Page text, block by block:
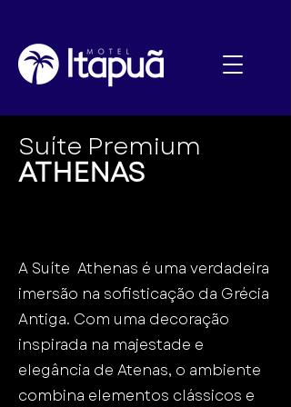
Suíte Premium
ATHENAS
A Suíte Athenas é uma verdadeira
imersão na sofisticação da Grécia
Antiga. Com uma decoração
inspirada na majestade e
elegância de Atenas, o ambiente
combina elementos clássicos e